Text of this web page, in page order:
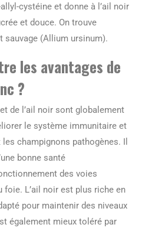
cystéine et donne à l’ail noir
et douce. On trouve
sauvage (Allium ursinum).
les avantages de
?
de l’ail noir sont globalement
le système immunitaire et
champignons pathogènes. Il
bonne santé
des voies
L’ail noir est plus riche en
pour maintenir des niveaux
également mieux toléré par